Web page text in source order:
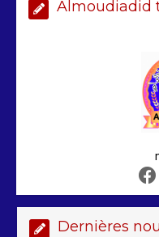
Almoudiadid
Dernières